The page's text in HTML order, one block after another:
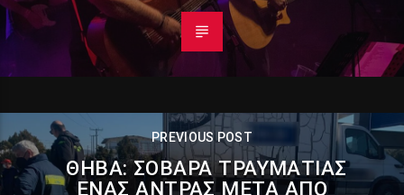
PREVIOUS POST
ΘΉΒΑ: ΣΟΒΑΡΆ ΤΡΑΥΜΑΤΊΑΣ
ΈΝΑΣ ΆΝΤΡΑΣ ΜΕΤΆ ΑΠΌ